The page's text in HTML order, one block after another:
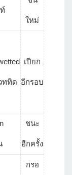
ใหม่
ททิด
เปียก
อีกรอบ
ชนะ
อีกครั้ง
กรอ